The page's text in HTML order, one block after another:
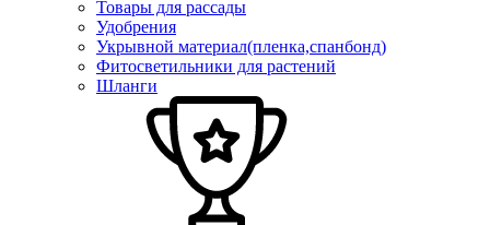
Товары для рассады
Удобрения
Укрывной материал(пленка,спанбонд)
Фитосветильники для растений
Шланги